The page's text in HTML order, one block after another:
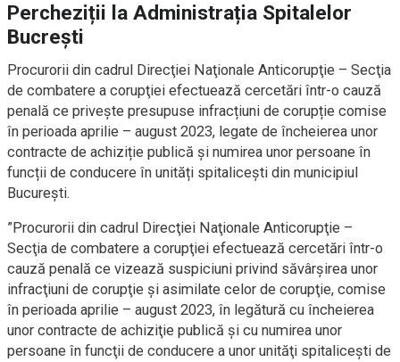
Percheziții la Administrația Spitalelor
Bucrești
Procurorii din cadrul Direcţiei Naţionale Anticorupţie – Secţia
de combatere a corupţiei efectuează cercetări într-o cauză
penală ce privește presupuse infracțiuni de corupție comise
în perioada aprilie – august 2023, legate de încheierea unor
contracte de achiziție publică și numirea unor persoane în
funcții de conducere în unități spitalicești din municipiul
București.
”Procurorii din cadrul Direcţiei Naţionale Anticorupţie –
Secţia de combatere a corupţiei efectuează cercetări într-o
cauză penală ce vizează suspiciuni privind săvârşirea unor
infracţiuni de corupţie şi asimilate celor de corupţie, comise
în perioada aprilie – august 2023, în legătură cu încheierea
unor contracte de achiziţie publică şi cu numirea unor
persoane în funcţii de conducere a unor unităţi spitaliceşti de